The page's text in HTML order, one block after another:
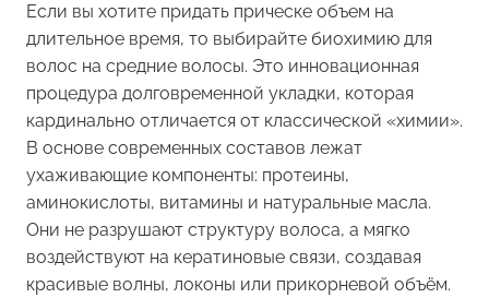
Если вы хотите придать прическе объем на
длительное время, то выбирайте биохимию для
волос на средние волосы. Это инновационная
процедура долговременной укладки, которая
кардинально отличается от классической «химии».
В основе современных составов лежат
ухаживающие компоненты: протеины,
аминокислоты, витамины и натуральные масла.
Они не разрушают структуру волоса, а мягко
воздействуют на кератиновые связи, создавая
красивые волны, локоны или прикорневой объём.